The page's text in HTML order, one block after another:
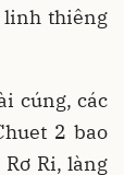
linh thiêng
cúng, các
2 bao
Ri, làng